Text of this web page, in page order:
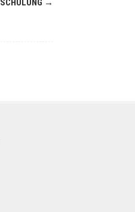
SCHULUNG →